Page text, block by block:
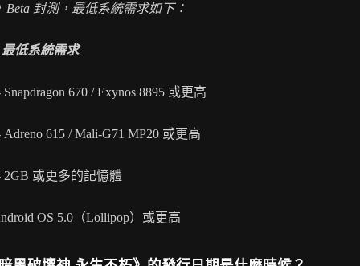
Beta 封測，最低系統需求如下：
低系統需求
670 / Exynos 8895 或更高
615 / Mali-G71 MP20 或更高
或更多的記憶體
OS 5.0（Lollipop）或更高